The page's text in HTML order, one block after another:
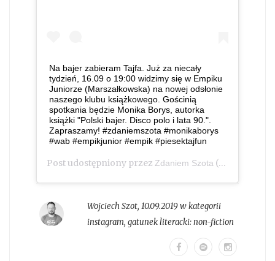
Na bajer zabieram Tajfa. Już za niecały
tydzień, 16.09 o 19:00 widzimy się w Empiku
Juniorze (Marszałkowska) na nowej odsłonie
naszego klubu książkowego. Gościnią
spotkania będzie Monika Borys, autorka
książki "Polski bajer. Disco polo i lata 90.".
Zapraszamy! #zdaniemszota #monikaborys
#wab #empikjunior #empik #piesektajfun
Post udostępniony przez Zdaniem Szota (@zdaniem_szota)
Wojciech Szot, 10.09.2019 w kategorii
instagram, gatunek literacki:non-fiction